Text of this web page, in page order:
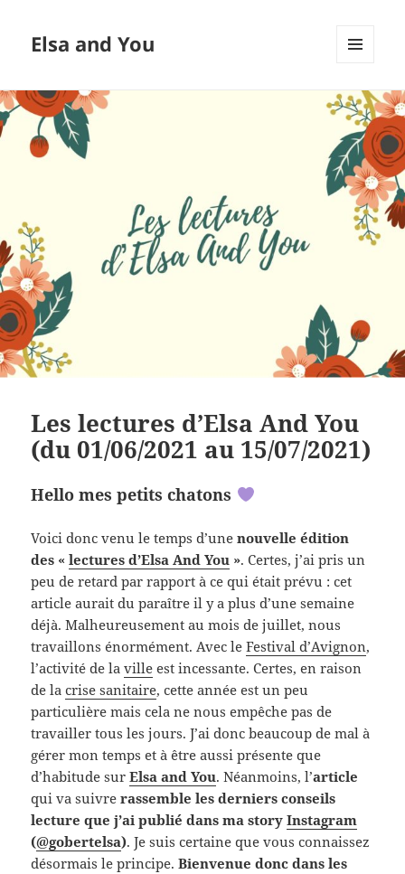
Elsa and You
WIDGETS
Les lectures d’Elsa And You
(du 01/06/2021 au 15/07/2021)
Hello mes petits chatons
Voici donc venu le temps d’unenouvelle édition
des «lectures d’Elsa And You ». Certes, j’ai pris un
peu de retard par rapport à ce qui était prévu : cet
article aurait du paraître il y a plus d’une semaine
déjà. Malheureusement au mois de juillet, nous
travaillons énormément. Avec leFestival d’Avignon,
l’activité de laville est incessante. Certes, en raison
de lacrise sanitaire, cette année est un peu
particulière mais cela ne nous empêche pas de
travailler tous les jours. J’ai donc beaucoup de mal à
gérer mon temps et à être aussi présente que
d’habitude surElsa and You. Néanmoins, l’article
qui va suivrerassemble les derniers conseils
lecture que j’ai publié dans ma storyInstagram
(@gobertelsa). Je suis certaine que vous connaissez
désormais le principe.Bienvenue donc dans les